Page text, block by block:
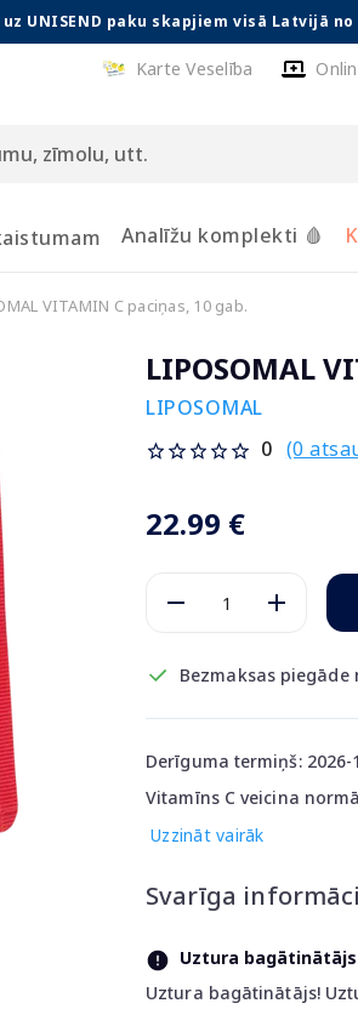
uz UNISEND paku skapjiem visā Latvijā no
Karte Veselība
Analīžu komplekti 🩸
VITAMIN C paciņas, 10 gab.
LIPOSOMAL
LIPOSOMAL
0 (0
22.99 €
Bezmaksas piegāde
Derīguma termiņš: 2026-
Vitamīns C veicina
Uzzināt vairāk
Svarīga
Uztura bagātinātājs
Uztura bagātinātājs!